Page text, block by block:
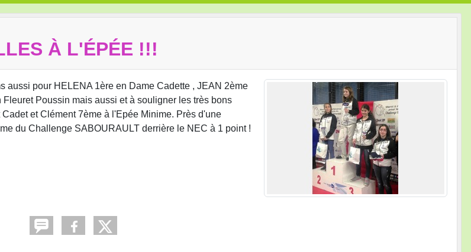
À L'ÉPÉE !!!
aussi pour HELENA 1ère en Dame Cadette , JEAN 2ème
Poussin mais aussi et à souligner les très bons
et Clément 7ème à l'Epée Minime. Près d'une
du Challenge SABOURAULT derrière le NEC à 1 point !